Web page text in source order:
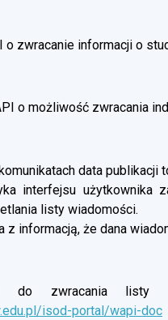
o zwracanie informacji o
o możliwość zwracania
data
interfejsu użytkownika
listy wiadomości.
z informacją, że dana
do zwracania listy
isod-portal/wapi-doc